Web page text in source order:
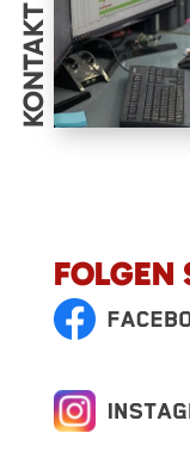
KONTAKT
FOLGEN